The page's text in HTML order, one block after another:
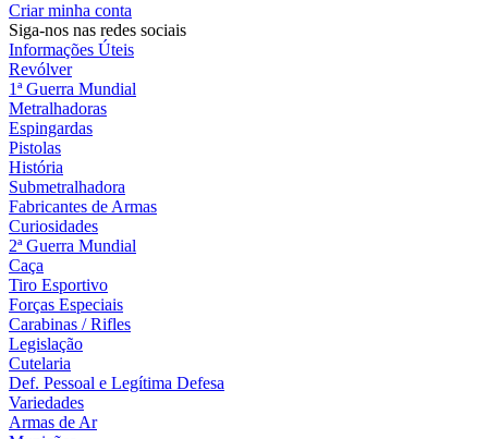
Criar minha conta
Siga-nos nas redes sociais
Informações Úteis
Revólver
1ª Guerra Mundial
Metralhadoras
Espingardas
Pistolas
História
Submetralhadora
Fabricantes de Armas
Curiosidades
2ª Guerra Mundial
Caça
Tiro Esportivo
Forças Especiais
Carabinas / Rifles
Legislação
Cutelaria
Def. Pessoal e Legítima Defesa
Variedades
Armas de Ar